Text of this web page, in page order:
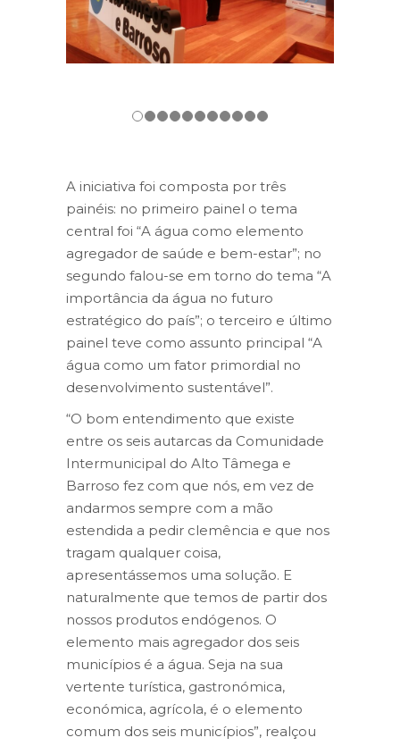
A iniciativa foi composta por três
painéis: no primeiro painel o tema
central foi “A água como elemento
agregador de saúde e bem-estar”; no
segundo falou-se em torno do tema “A
importância da água no futuro
estratégico do país”; o terceiro e último
painel teve como assunto principal “A
água como um fator primordial no
desenvolvimento sustentável”.
“O bom entendimento que existe
entre os seis autarcas da Comunidade
Intermunicipal do Alto Tâmega e
Barroso fez com que nós, em vez de
andarmos sempre com a mão
estendida a pedir clemência e que nos
tragam qualquer coisa,
apresentássemos uma solução. E
naturalmente que temos de partir dos
nossos produtos endógenos. O
elemento mais agregador dos seis
municípios é a água. Seja na sua
vertente turística, gastronómica,
económica, agrícola, é o elemento
comum dos seis municípios”, realçou